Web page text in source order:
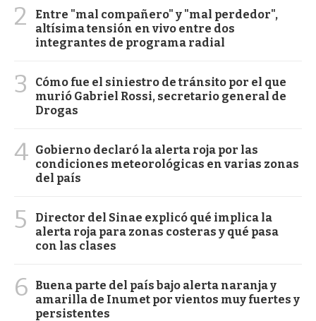
2
Entre "mal compañero" y "mal perdedor",
altísima tensión en vivo entre dos
integrantes de programa radial
3
Cómo fue el siniestro de tránsito por el que
murió Gabriel Rossi, secretario general de
Drogas
4 Gobierno declaró la alerta roja por las
condiciones meteorológicas en varias zonas
del país
5
Director del Sinae explicó qué implica la
alerta roja para zonas costeras y qué pasa
con las clases
6
Buena parte del país bajo alerta naranja y
amarilla de Inumet por vientos muy fuertes y
persistentes